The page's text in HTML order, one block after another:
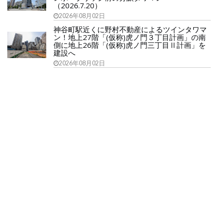
（2026.7.20）
2026年08月02日
神谷町駅近くに野村不動産によるツインタワマ
ン！地上27階「(仮称)虎ノ門３丁目計画」の南
側に地上26階「(仮称)虎ノ門三丁目Ⅱ計画」を
建設へ
2026年08月02日